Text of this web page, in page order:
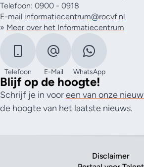
Telefoon: 0900 - 0918
E-mail informatiecentrum@rocvf.nl
» Meer over het Informatiecentrum
Telefoon E-Mail WhatsApp
Blijf op de hoogte!
Schrijf je in vooreen van onze
de hoogte van het laatste nieuws.
Disclaimer